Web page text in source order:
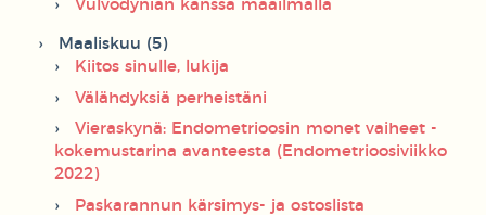
Vulvodynian kanssa maailmalla
Maaliskuu (5)
Kiitos sinulle, lukija
Välähdyksiä perheistäni
Vieraskynä: Endometrioosin monet vaiheet -
kokemustarina avanteesta (Endometrioosiviikko
2022)
Paskarannun kärsimys- ja ostoslista